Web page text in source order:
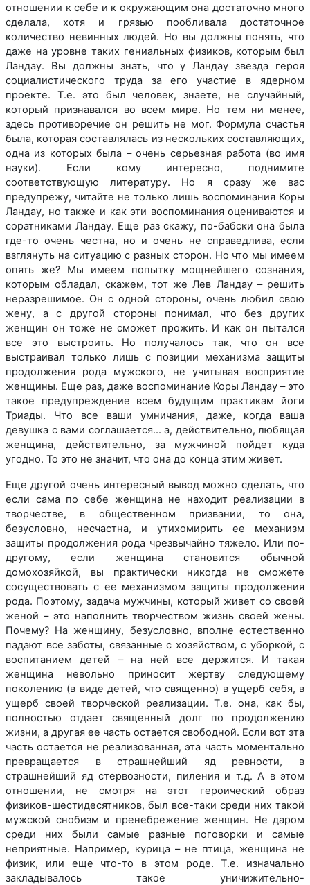
отношении к себе и к окружающим она достаточно много
сделала, хотя и грязью пообливала достаточное
количество невинных людей. Но вы должны понять, что
даже на уровне таких гениальных физиков, которым был
Ландау. Вы должны знать, что у Ландау звезда героя
социалистического труда за его участие в ядерном
проекте. Т.е. это был человек, знаете, не случайный,
который признавался во всем мире. Но тем ни менее,
здесь противоречие он решить не мог. Формула счастья
была, которая составлялась из нескольких составляющих,
одна из которых была – очень серьезная работа (во имя
науки). Если кому интересно, поднимите
соответствующую литературу. Но я сразу же вас
предупрежу, читайте не только лишь воспоминания Коры
Ландау, но также и как эти воспоминания оцениваются и
соратниками Ландау. Еще раз скажу, по-бабски она была
где-то очень честна, но и очень не справедлива, если
взглянуть на ситуацию с разных сторон. Но что мы имеем
опять же? Мы имеем попытку мощнейшего сознания,
которым обладал, скажем, тот же Лев Ландау – решить
неразрешимое. Он с одной стороны, очень любил свою
жену, а с другой стороны понимал, что без других
женщин он тоже не сможет прожить. И как он пытался
все это выстроить. Но получалось так, что он все
выстраивал только лишь с позиции механизма защиты
продолжения рода мужского, не учитывая восприятие
женщины. Еще раз, даже воспоминание Коры Ландау – это
такое предупреждение всем будущим практикам йоги
Триады. Что все ваши умничания, даже, когда ваша
девушка с вами соглашается… а, действительно, любящая
женщина, действительно, за мужчиной пойдет куда
угодно. То это не значит, что она до конца этим живет.
Еще другой очень интересный вывод можно сделать, что
если сама по себе женщина не находит реализации в
творчестве, в общественном призвании, то она,
безусловно, несчастна, и утихомирить ее механизм
защиты продолжения рода чрезвычайно тяжело. Или по-
другому, если женщина становится обычной
домохозяйкой, вы практически никогда не сможете
сосуществовать с ее механизмом защиты продолжения
рода. Поэтому, задача мужчины, который живет со своей
женой – это наполнить творчеством жизнь своей жены.
Почему? На женщину, безусловно, вполне естественно
падают все заботы, связанные с хозяйством, с уборкой, с
воспитанием детей – на ней все держится. И такая
женщина невольно приносит жертву следующему
поколению (в виде детей, что священно) в ущерб себя, в
ущерб своей творческой реализации. Т.е. она, как бы,
полностью отдает священный долг по продолжению
жизни, а другая ее часть остается свободной. Если вот эта
часть остается не реализованная, эта часть моментально
превращается в страшнейший яд ревности, в
страшнейший яд стервозности, пиления и т.д. А в этом
отношении, не смотря на этот героический образ
физиков-шестидесятников, был все-таки среди них такой
мужской снобизм и пренебрежение женщин. Не даром
среди них были самые разные поговорки и самые
неприятные. Например, курица – не птица, женщина не
физик, или еще что-то в этом роде. Т.е. изначально
закладывалось такое уничижительно-